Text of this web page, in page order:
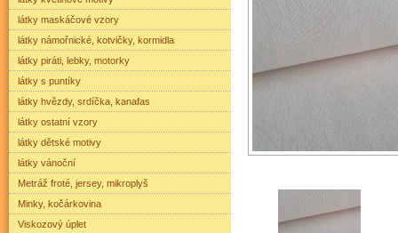
látky maskáčové vzory
látky námořnické, kotvičky, kormidla
látky piráti, lebky, motorky
látky s puntíky
látky hvězdy, srdíčka, kanafas
látky ostatní vzory
látky dětské motivy
látky vánoční
Metráž froté, jersey, mikroplyš
Minky, kočárkovina
Viskozový úplet